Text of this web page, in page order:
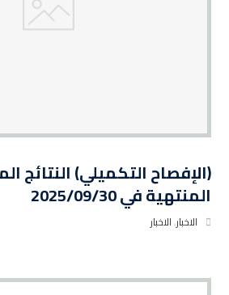
(الإفصاح التكميلي) النتائج
المنتهية في 2025/09/30
الاخبار,الاخبار